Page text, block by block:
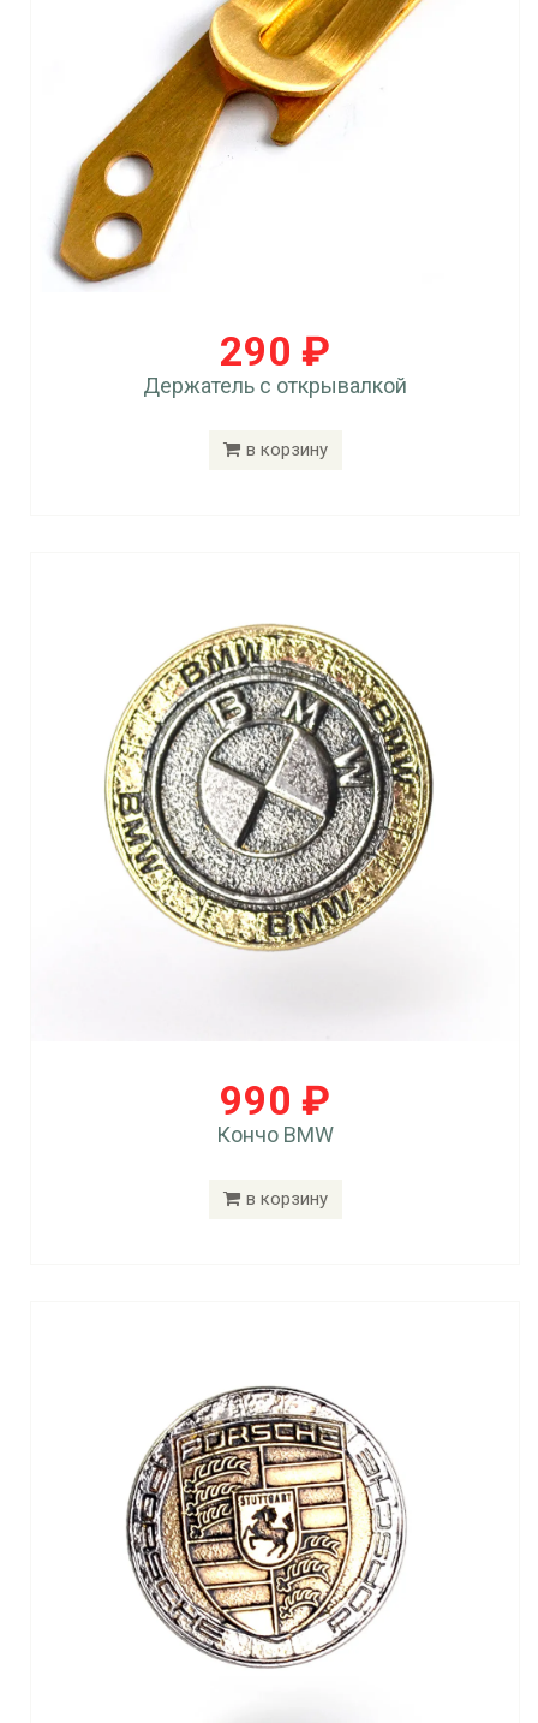
290 ₽
Держатель с открывалкой
в корзину
990 ₽
Кончо BMW
в корзину